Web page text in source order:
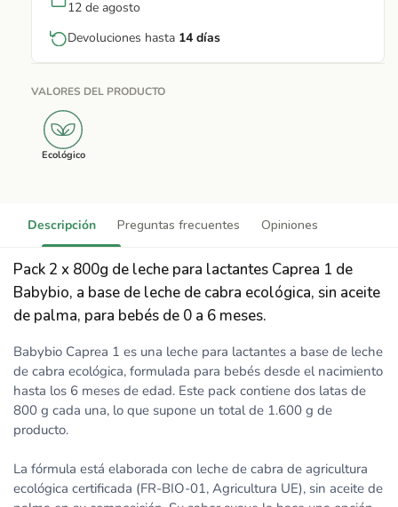
12 de agosto
Devoluciones hasta 14 días
VALORES DEL PRODUCTO
Ecológico
Descripción Preguntas frecuentes Opiniones
Pack 2 x 800g de leche para lactantes Caprea 1 de
Babybio, a base de leche de cabra ecológica, sin aceite
de palma, para bebés de 0 a 6 meses.
Babybio Caprea 1 es una leche para lactantes a base de leche
de cabra ecológica, formulada para bebés desde el nacimiento
hasta los 6 meses de edad. Este pack contiene dos latas de
800 g cada una, lo que supone un total de 1.600 g de
producto.
La fórmula está elaborada con leche de cabra de agricultura
ecológica certificada (FR-BIO-01, Agricultura UE), sin aceite de